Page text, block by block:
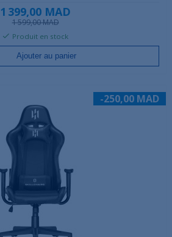
1 399,00 MAD
1 599,00 MAD
Produit en stock
Ajouter au panier
-250,00 MAD